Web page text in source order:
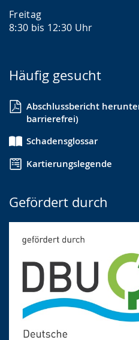
Freitag
8:30 bis 12:30 Uhr
Häufig gesucht
Abschlussbericht
barrierefrei)
Schadensglossar
Kartierungslegende
Gefördert durch